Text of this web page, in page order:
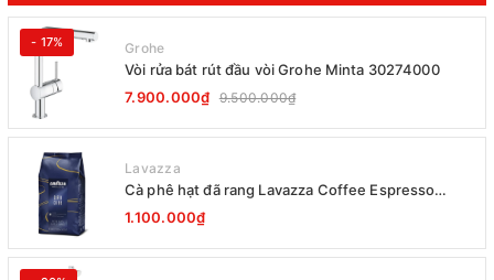
- 17% Grohe
Vòi rửa bát rút đầu vòi Grohe Minta 30274000
7.900.000₫ 9.500.000₫
Lavazza
Cà phê hạt đã rang Lavazza Coffee Espresso
Super Crema 1000g Date 12-2027
1.100.000₫